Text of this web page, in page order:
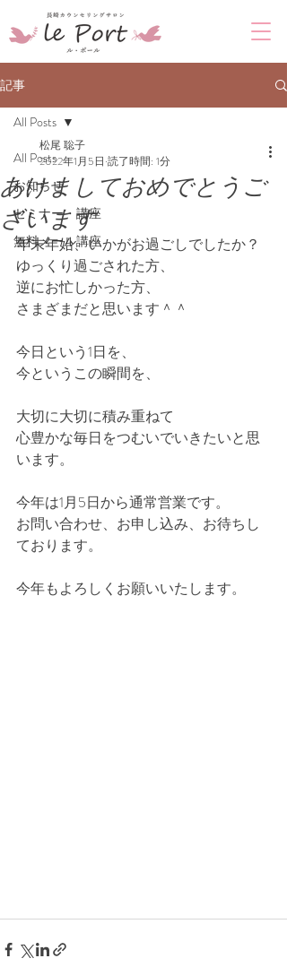
記事
All Posts
お知らせ
セミナー・講座
無料メール講座
All Posts
あけましておめでとうご
ざいます
松尾 聡子
2022年1月5日 読了時間: 1分
年末年始、いかがお過ごしでしたか？
ゆっくり過ごされた方、
逆にお忙しかった方、
さまざまだと思います＾＾
今日という1日を、
今というこの瞬間を、
大切に大切に積み重ねて
心豊かな毎日をつむいでいきたいと思
います。
今年は1月5日から通常営業です。
お問い合わせ、お申し込み、お待ちし
ております。
今年もよろしくお願いいたします。